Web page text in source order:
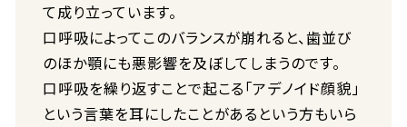
て成り立っています。
口呼吸によってこのバランスが崩れると、歯並び
のほか顎にも悪影響を及ぼしてしまうのです。
口呼吸を繰り返すことで起こる「アデノイド顔貌」
という言葉を耳にしたことがあるという方もいら